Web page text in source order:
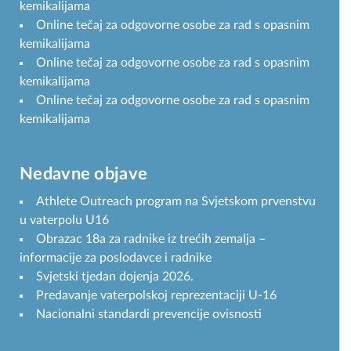
kemikalijama
Online tečaj za odgovorne osobe za rad s opasnim
kemikalijama
Online tečaj za odgovorne osobe za rad s opasnim
kemikalijama
Online tečaj za odgovorne osobe za rad s opasnim
kemikalijama
Nedavne objave
Athlete Outreach program na Svjetskom prvenstvu
u vaterpolu U16
Obrazac 18a za radnike iz trećih zemalja –
informacije za poslodavce i radnike
Svjetski tjedan dojenja 2026.
Predavanje vaterpolskoj reprezentaciji U-16
Nacionalni standardi prevencije ovisnosti